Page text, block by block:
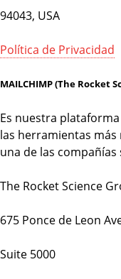
94043, USA
Política de Privacidad
MAILCHIMP (The Rocket
Es nuestra
las herramientas más
una de las compañías
The Rocket Science
675 Ponce de Leon
Suite 5000